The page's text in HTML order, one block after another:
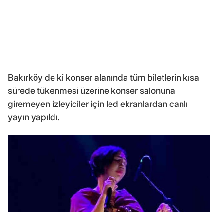
Bakırköy de ki konser alanında tüm biletlerin kısa
sürede tükenmesi üzerine konser salonuna
giremeyen izleyiciler için led ekranlardan canlı
yayın yapıldı.